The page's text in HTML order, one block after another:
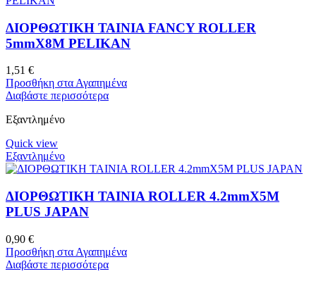
ΔΙΟΡΘΩΤΙΚΗ ΤΑΙΝΙΑ FANCY ROLLER
5mmX8M PELIKAN
1,51 €
Προσθήκη στα Αγαπημένα
Διαβάστε περισσότερα
Εξαντλημένο
Quick view
Εξαντλημένο
ΔΙΟΡΘΩΤΙΚΗ ΤΑΙΝΙΑ ROLLER 4.2mmX5M
PLUS JAPAN
0,90 €
Προσθήκη στα Αγαπημένα
Διαβάστε περισσότερα